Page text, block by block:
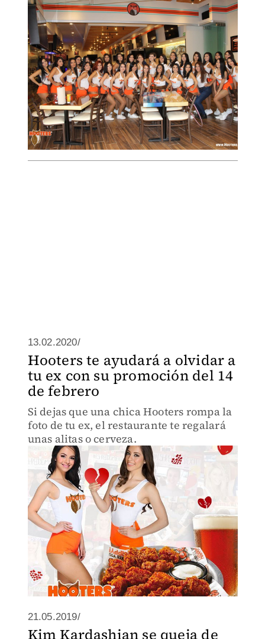
13.02.2020/
Hooters te ayudará a olvidar a
tu ex con su promoción del 14
de febrero
Si dejas que una chica Hooters rompa la
foto de tu ex, el restaurante te regalará
unas alitas o cerveza.
21.05.2019/
Kim Kardashian se queja de